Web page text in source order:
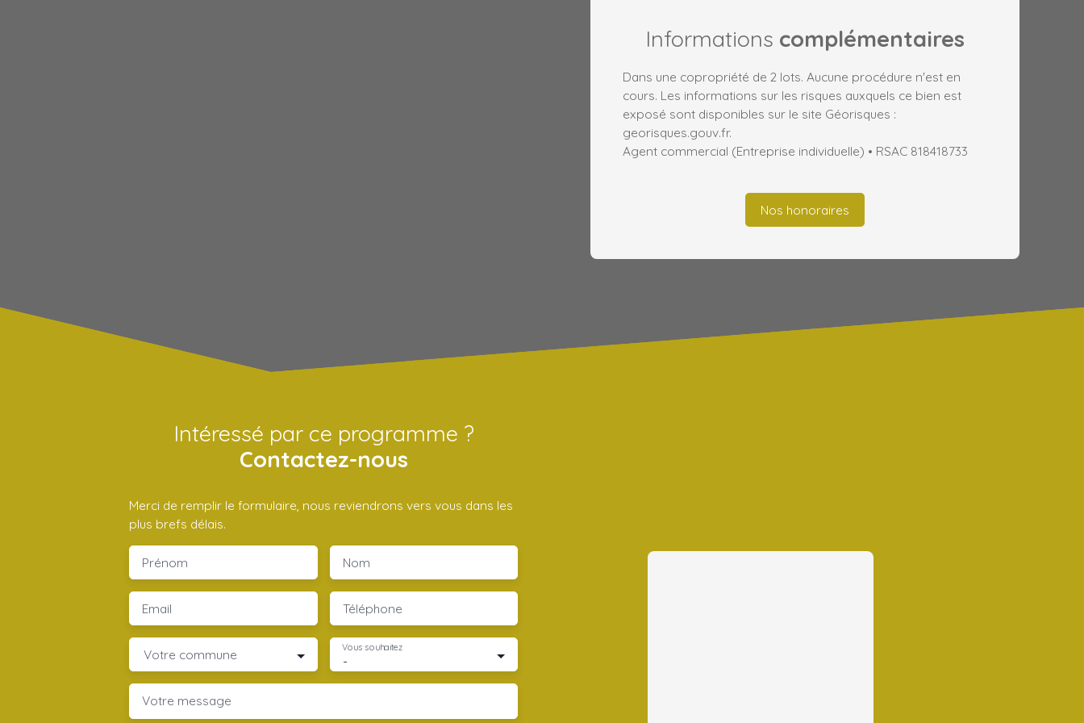
Informations complémentaires
Dans une copropriété de 2 lots. Aucune procédure n'est en
cours. Les informations sur les risques auxquels ce bien est
exposé sont disponibles sur le site Géorisques :
georisques.gouv.fr.
Agent commercial (Entreprise individuelle) • RSAC 818418733
Nos honoraires
Intéressé par ce programme ?
Contactez-nous
Merci de remplir le formulaire, nous reviendrons vers vous dans les
plus brefs délais.
Prénom Nom
Email Téléphone
Votre commune -
Vous souhaitez
Votre message